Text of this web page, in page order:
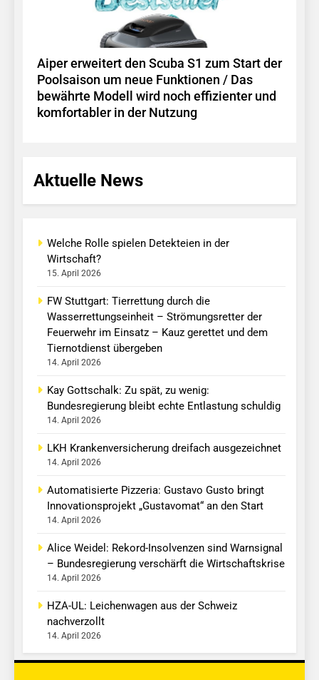
Aiper erweitert den Scuba S1 zum Start der
Poolsaison um neue Funktionen / Das
bewährte Modell wird noch effizienter und
komfortabler in der Nutzung
Aktuelle News
Welche Rolle spielen Detekteien in der
Wirtschaft?
15. April 2026
FW Stuttgart: Tierrettung durch die
Wasserrettungseinheit – Strömungsretter der
Feuerwehr im Einsatz – Kauz gerettet und dem
Tiernotdienst übergeben
14. April 2026
Kay Gottschalk: Zu spät, zu wenig:
Bundesregierung bleibt echte Entlastung schuldig
14. April 2026
LKH Krankenversicherung dreifach ausgezeichnet
14. April 2026
Automatisierte Pizzeria: Gustavo Gusto bringt
Innovationsprojekt „Gustavomat“ an den Start
14. April 2026
Alice Weidel: Rekord-Insolvenzen sind Warnsignal
– Bundesregierung verschärft die Wirtschaftskrise
14. April 2026
HZA-UL: Leichenwagen aus der Schweiz
nachverzollt
14. April 2026